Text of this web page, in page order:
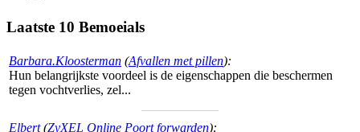
Laatste 10 Bemoeials
Barbara.Kloosterman (Afvallen met pillen):
Hun belangrijkste voordeel is de eigenschappen die beschermen
tegen vochtverlies, zel...
Elbert(ZyXEL Online Poort forwarden):